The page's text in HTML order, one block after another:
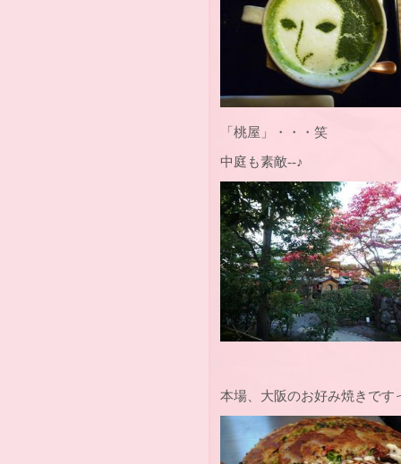
「桃屋」・・・笑
中庭も素敵--♪
本場、大阪のお好み焼きです